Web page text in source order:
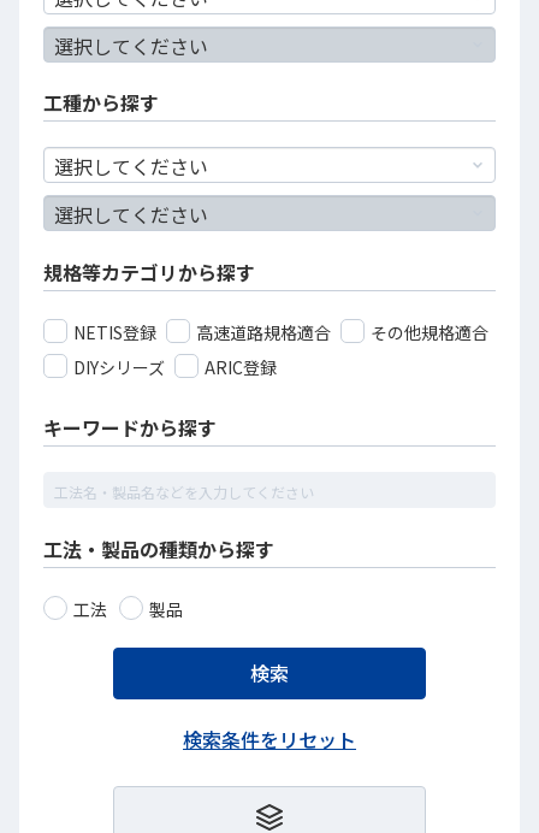
工種から探す
規格等カテゴリから探す
NETIS登録 高速道路規格適合
その他規格適合
DIYシリーズ
ARIC登録
キーワードから探す
工法・製品の種類から探す
工法 製品